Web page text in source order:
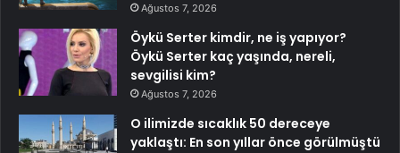
Ağustos 7, 2026
Öykü Serter kimdir, ne iş yapıyor?
Öykü Serter kaç yaşında, nereli,
sevgilisi kim?
Ağustos 7, 2026
O ilimizde sıcaklık 50 dereceye
yaklaştı: En son yıllar önce görülmüştü